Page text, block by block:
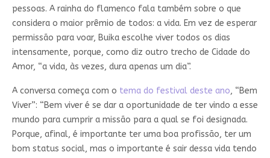
pessoas. A rainha do flamenco fala também sobre o que
considera o maior prêmio de todos: a vida. Em vez de esperar
permissão para voar, Buika escolhe viver todos os dias
intensamente, porque, como diz outro trecho de Cidade do
Amor, “a vida, às vezes, dura apenas um dia”.
A conversa começa com o tema do festival deste ano, “Bem
Viver”: “Bem viver é se dar a oportunidade de ter vindo a esse
mundo para cumprir a missão para a qual se foi designada.
Porque, afinal, é importante ter uma boa profissão, ter um
bom status social, mas o importante é sair dessa vida tendo